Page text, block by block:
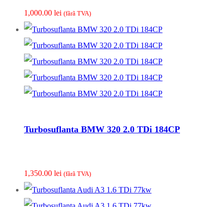
1,000.00 lei (fãrã TVA)
Turbosuflanta BMW 320 2.0 TDi 184CP
1,350.00 lei (fãrã TVA)